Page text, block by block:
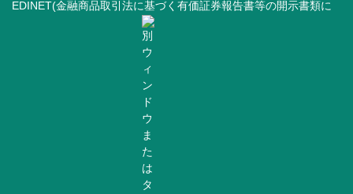
EDINET(金融商品取引法に基づく有価証券報告書等の開示書類に